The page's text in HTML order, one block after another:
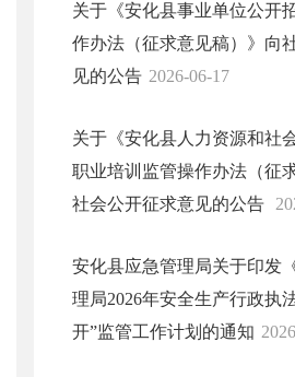
关于《安化县事业单位公开
作办法（征求意见稿）》向
见的公告 2026-06-17
关于《安化县人力资源和社
职业培训监管操作办法（征
社会公开征求意见的公告
安化县应急管理局关于印发
理局2026年安全生产行政执
开”监管工作计划的通知